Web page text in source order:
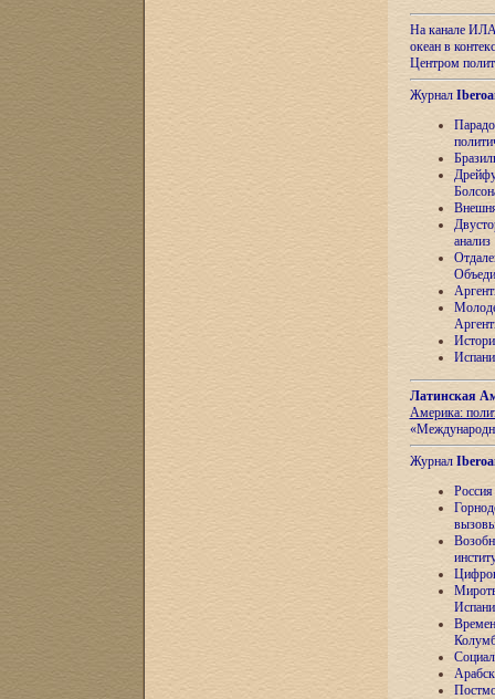
На канале
океан в
Центром
Журнал
анализ
Латинская
Америка:
Журнал